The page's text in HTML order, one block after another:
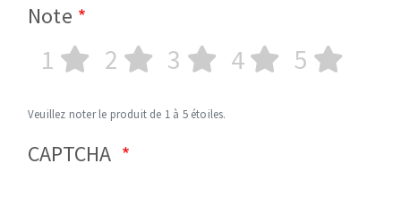
Note
1 2 3 4 5
Veuillez noter le produit de 1 à 5 étoiles.
CAPTCHA